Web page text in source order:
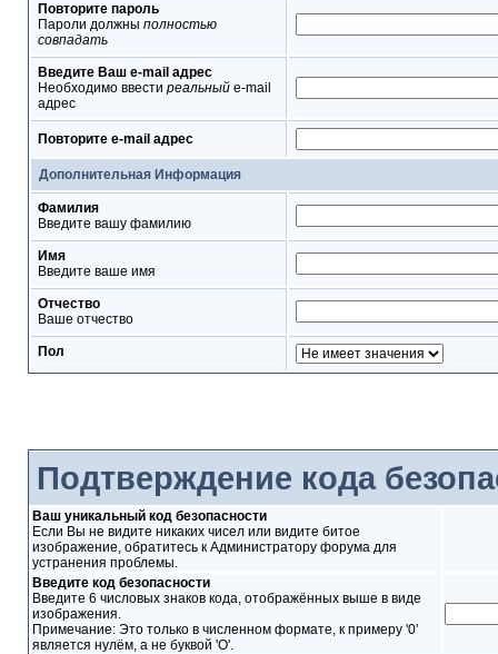
Повторите пароль
Пароли должны полностью
совпадать
Введите Ваш e-mail адрес
Необходимо ввести реальныйe-mail
адрес
Повторите e-mail адрес
Дополнительная Информация
Фамилия
Введите вашу фамилию
Имя
Введите ваше имя
Отчество
Ваше отчество
Пол
Подтверждение кода
Ваш уникальный код безопасности
Если Вы не видите никаких чисел или видите битое
изображение, обратитесь к Администратору форума для
устранения проблемы.
Введите код безопасности
Введите 6 числовых знаков кода, отображённых выше в виде
изображения.
Примечание: Это только в численном формате, к примеру '0'
является нулём, а не буквой 'O'.